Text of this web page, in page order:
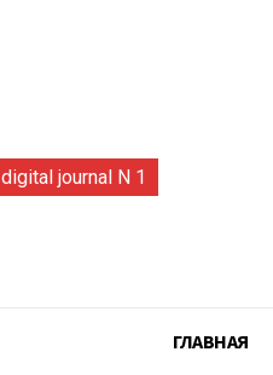
journal N 1
ГЛАВНАЯ